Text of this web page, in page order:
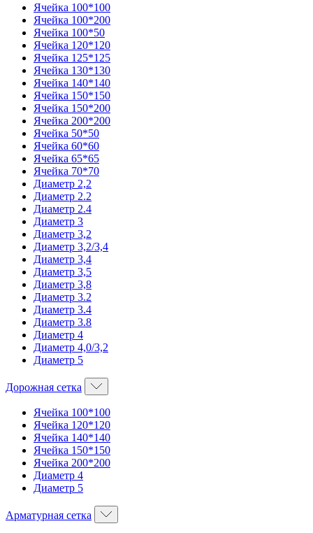
Ячейка 100*100
Ячейка 100*200
Ячейка 100*50
Ячейка 120*120
Ячейка 125*125
Ячейка 130*130
Ячейка 140*140
Ячейка 150*150
Ячейка 150*200
Ячейка 200*200
Ячейка 50*50
Ячейка 60*60
Ячейка 65*65
Ячейка 70*70
Диаметр 2,2
Диаметр 2.2
Диаметр 2.4
Диаметр 3
Диаметр 3,2
Диаметр 3,2/3,4
Диаметр 3,4
Диаметр 3,5
Диаметр 3,8
Диаметр 3.2
Диаметр 3.4
Диаметр 3.8
Диаметр 4
Диаметр 4,0/3,2
Диаметр 5
Дорожная сетка
Ячейка 100*100
Ячейка 120*120
Ячейка 140*140
Ячейка 150*150
Ячейка 200*200
Диаметр 4
Диаметр 5
Арматурная сетка